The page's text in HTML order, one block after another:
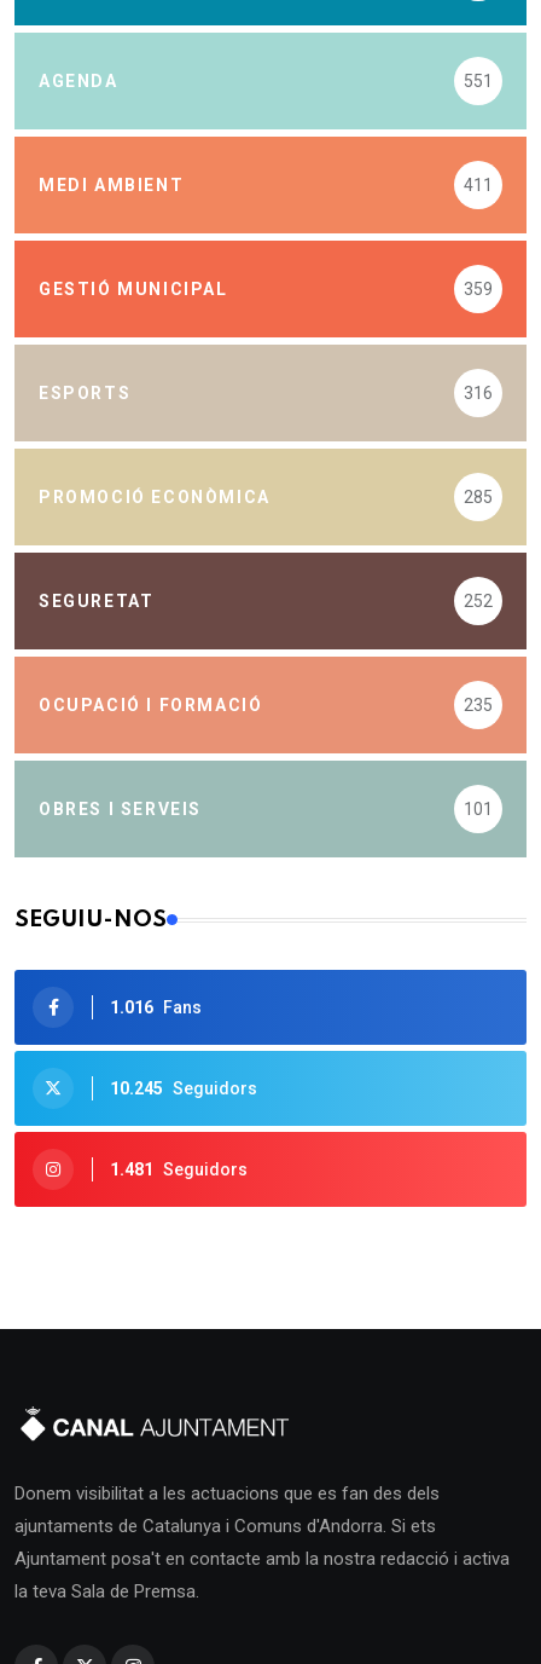
AGENDA 551
MEDI AMBIENT 411
GESTIÓ MUNICIPAL 359
ESPORTS 316
PROMOCIÓ ECONÒMICA 285
SEGURETAT 252
OCUPACIÓ I FORMACIÓ 235
OBRES I SERVEIS 101
SEGUIU-NOS
1.016 Fans
10.245 Seguidors
1.481 Seguidors
Donem visibilitat a les actuacions que es fan des dels
ajuntaments de Catalunya i Comuns d'Andorra. Si ets
Ajuntament posa't en contacte amb la nostra redacció i activa
la teva Sala de Premsa.